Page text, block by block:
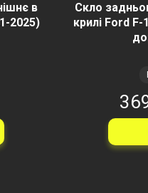
в
2025)
Скло
крилі Ford